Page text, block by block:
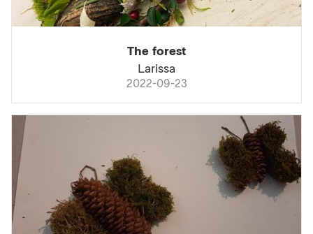
The forest
Larissa
2022-09-23